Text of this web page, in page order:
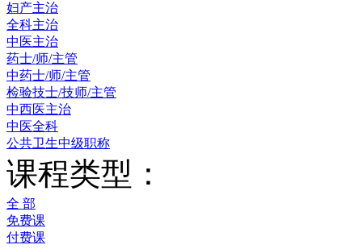
妇产主治
全科主治
中医主治
药士/师/主管
中药士/师/主管
检验技士/技师/主管
中西医主治
中医全科
公共卫生中级职称
课程类型：
全 部
免费课
付费课